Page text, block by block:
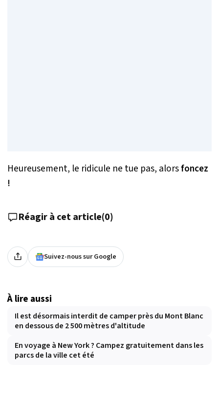
Heureusement, le ridicule ne tue pas, alorsfoncez
!
Réagir à cet article(0)
Suivez-nous sur Google
À lire aussi
Il est désormais interdit de camper près du Mont Blanc
en dessous de 2 500 mètres d'altitude
En voyage à New York ? Campez gratuitement dans les
parcs de la ville cet été